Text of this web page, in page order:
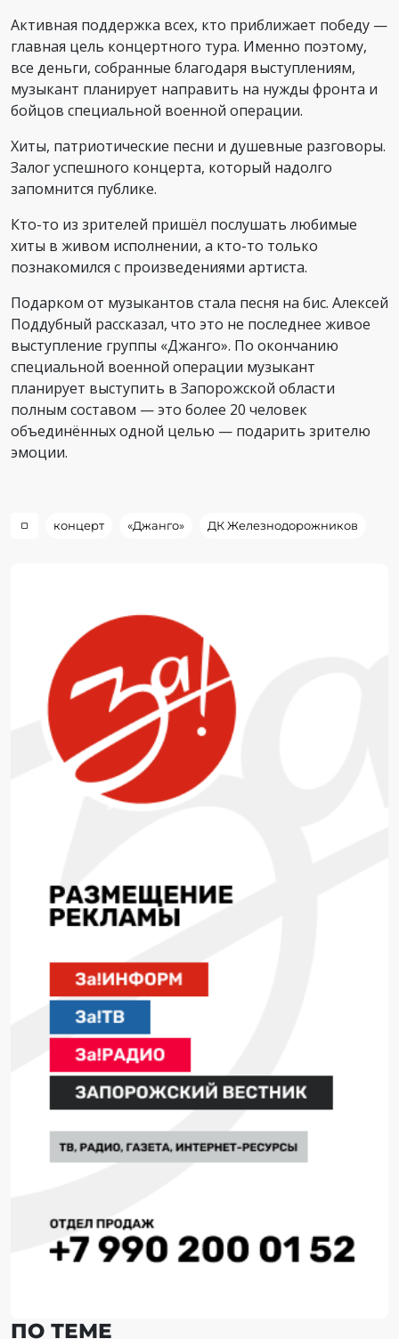
Активная поддержка всех, кто приближает победу —
главная цель концертного тура. Именно поэтому,
все деньги, собранные благодаря выступлениям,
музыкант планирует направить на нужды фронта и
бойцов специальной военной операции.
Хиты, патриотические песни и душевные разговоры.
Залог успешного концерта, который надолго
запомнится публике.
Кто-то из зрителей пришёл послушать любимые
хиты в живом исполнении, а кто-то только
познакомился с произведениями артиста.
Подарком от музыкантов стала песня на бис. Алексей
Поддубный рассказал, что это не последнее живое
выступление группы «Джанго». По окончанию
специальной военной операции музыкант
планирует выступить в Запорожской области
полным составом — это более 20 человек
объединённых одной целью — подарить зрителю
эмоции.
концерт «Джанго» ДК Железнодорожников
ПО ТЕМЕ